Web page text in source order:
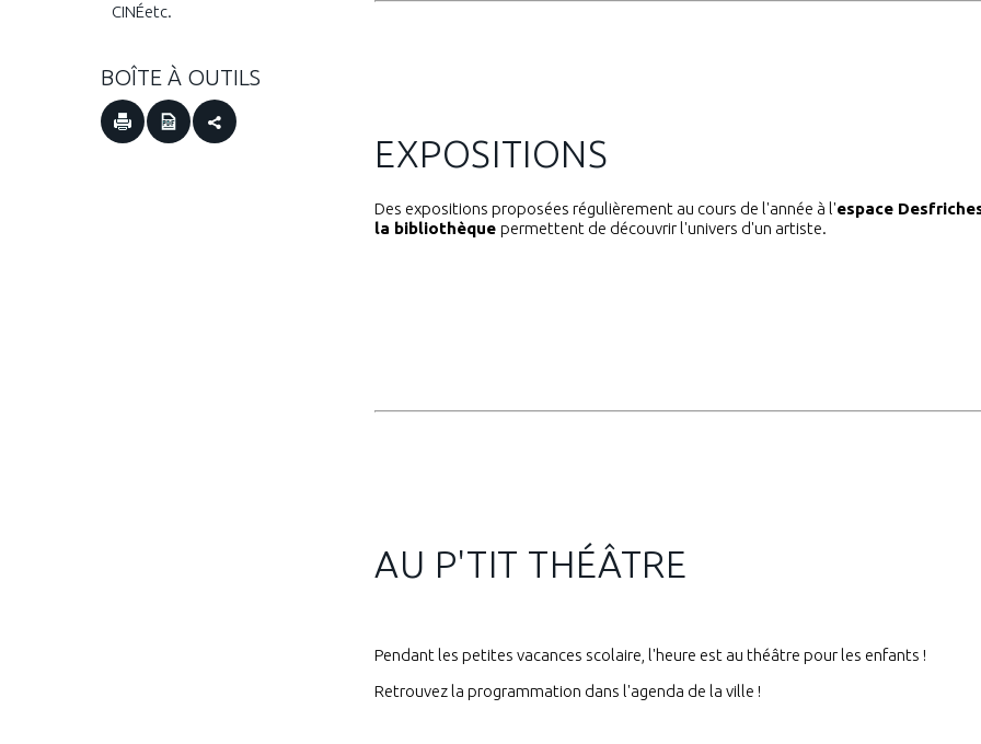
CINÉetc.
BOÎTE À OUTILS
EXPOSITIONS
Des expositions proposées régulièrement au cours de l'année à l'espace
la bibliothèque permettent de découvrir l'univers d'un artiste.
AU P'TIT THÉÂTRE
Pendant les petites vacances scolaire, l'heure est au théâtre pour les enfants !
Retrouvez la programmation dans l'agenda de la ville !